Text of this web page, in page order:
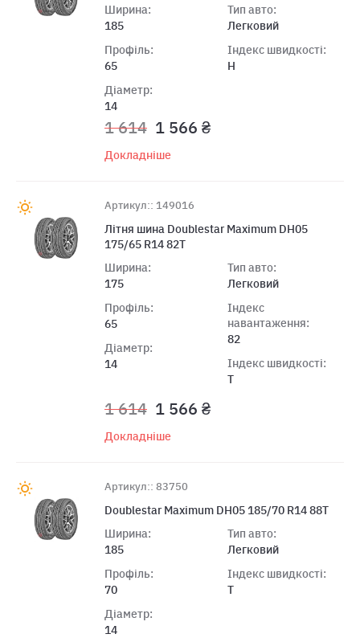
Ширина:
185
Профіль:
65
Діаметр:
14
Тип авто:
Легковий
Індекс швидкості:
H
1 614 1 566 ₴
Докладніше
Артикул:: 149016
Лiтня шина Doublestar Maximum DH05
175/65 R14 82T
Ширина:
175
Профіль:
65
Діаметр:
14
Тип авто:
Легковий
Індекс
навантаження:
82
Індекс швидкості:
T
1 614 1 566 ₴
Докладніше
Артикул:: 83750
Doublestar Maximum DH05 185/70 R14 88T
Ширина:
185
Профіль:
70
Діаметр:
14
Тип авто:
Легковий
Індекс швидкості:
T